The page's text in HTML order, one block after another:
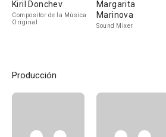
Kiril Donchev
Compositor de la Música
Original
Margarita
Marinova
Sound Mixer
Producción